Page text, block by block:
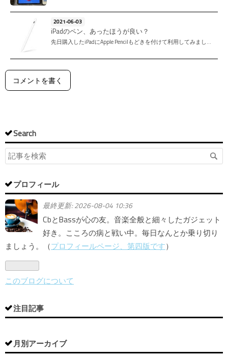
2021-06-03
iPadのペン、あったほうが良い？
先日購入したiPadにApple Pencilもどきを付けて利用してみまし…
コメントを書く
Search
プロフィール
最終更新:2026-08-04 10:36
CbとBassが心の友。音楽全般と細々したガジェット
好き。こころの病と戦い中。毎日なんとか乗り切り
ましょう。（プロフィールページ、第四版です）
このブログについて
注目記事
月別アーカイブ